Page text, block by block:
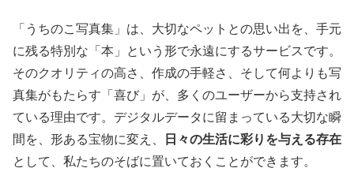
「うちのこ写真集」は、大切なペットとの思い出を、手元
に残る特別な「本」という形で永遠にするサービスです。
そのクオリティの高さ、作成の手軽さ、そして何よりも写
真集がもたらす「喜び」が、多くのユーザーから支持され
ている理由です。デジタルデータに留まっている大切な瞬
間を、形ある宝物に変え、
日々の生活に彩りを与える存在
として、私たちのそばに置いておくことができます。